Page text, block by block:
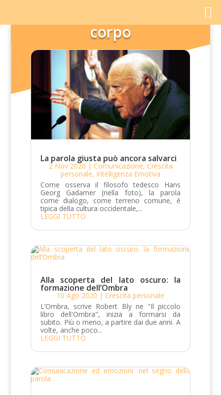
corpo
La parola giusta può ancora salvarci
2 Nov 2020 | Comunicazione, Crescita
personale, Intelligenza Emotiva
Come osserva il filosofo tedesco Hans
Georg Gadamer (nella foto), la parola
come dialogo, come terreno comune, è
tipica della cultura occidentale,...
LEGGI TUTTO
Alla scoperta del lato oscuro: la
formazione dell’Ombra
10 Ago 2020 | Crescita personale
L’Ombra, scrive Robert Bly ne "Il piccolo
libro dell'Ombra", inizia a formarsi da
subito. Più o meno, a partire dai due anni. A
volte, anche poco...
LEGGI TUTTO